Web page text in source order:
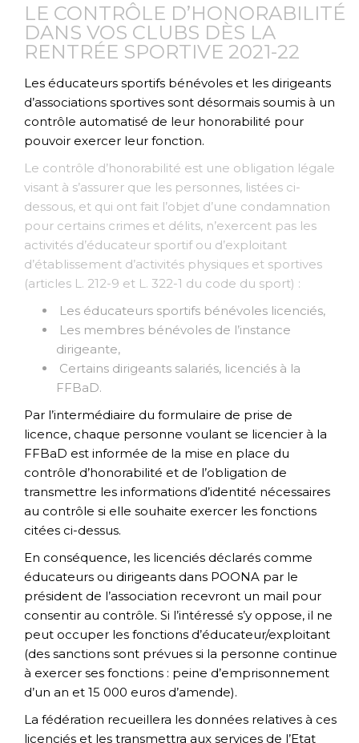
LE CONTRÔLE D’HONORABILITÉ
DANS VOS CLUBS DÈS LA
RENTRÉE SPORTIVE 2021-22
Les éducateurs sportifs bénévoles et les dirigeants
d’associations sportives sont désormais soumis à un
contrôle automatisé de leur honorabilité pour
pouvoir exercer leur fonction.
Le contrôle d’honorabilité est une obligation légale
visant à s’assurer que les personnes, listées ci-
dessous, et qui ont fait l’objet d’une condamnation
pour certains crimes et délits, n’exercent pas les
activités d’éducateur sportif ou d’exploitant
d’établissement d’activités physiques et sportives
(articles L. 212-9 et L. 322-1 du code du sport) :
Les éducateurs sportifs bénévoles licenciés,
Les membres bénévoles de l’instance
dirigeante,
Certains dirigeants salariés, licenciés à la
FFBaD.
Par l’intermédiaire du formulaire de prise de
licence, chaque personne voulant se licencier à la
FFBaD est informée de la mise en place du
contrôle d’honorabilité et de l’obligation de
transmettre les informations d’identité nécessaires
au contrôle si elle souhaite exercer les fonctions
citées ci-dessus.
En conséquence, les licenciés déclarés comme
éducateurs ou dirigeants dans POONA par le
président de l’association recevront un mail pour
consentir au contrôle. Si l’intéressé s’y oppose, il ne
peut occuper les fonctions d’éducateur/exploitant
(des sanctions sont prévues si la personne continue
à exercer ses fonctions : peine d’emprisonnement
d’un an et 15 000 euros d’amende).
La fédération recueillera les données relatives à ces
licenciés et les transmettra aux services de l’Etat